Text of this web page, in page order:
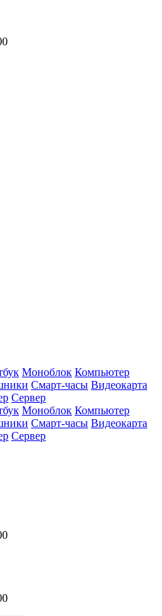
Моноблок Компьютер
Смарт-часы Видеокарта
Сервер
Моноблок Компьютер
Смарт-часы Видеокарта
Сервер